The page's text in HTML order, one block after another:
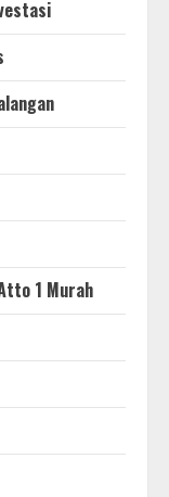
1 Murah